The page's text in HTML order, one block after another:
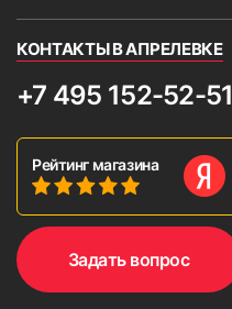
КОНТАКТЫ В АПРЕЛЕВКЕ
+7 495 152-52-51
Рейтинг магазина
Задать вопрос